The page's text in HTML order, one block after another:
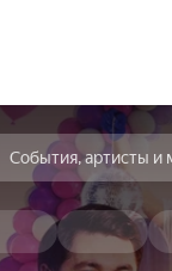
События, артисты и